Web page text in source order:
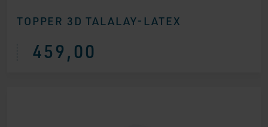
TOPPER 3D TALALAY-LATEX
459,00